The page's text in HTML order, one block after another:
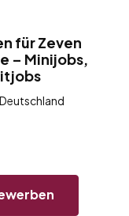
für Zeven
– Minijobs,